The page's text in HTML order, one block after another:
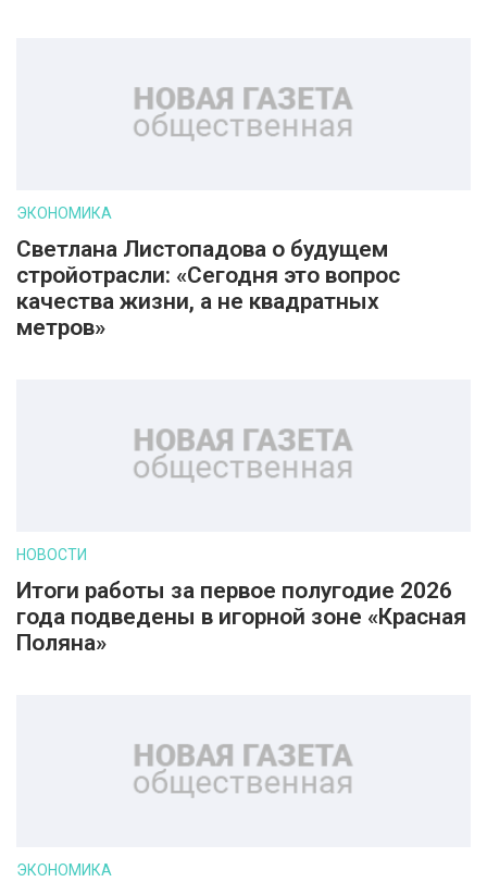
ЭКОНОМИКА
Светлана Листопадова о будущем
стройотрасли: «Сегодня это вопрос
качества жизни, а не квадратных
метров»
НОВОСТИ
Итоги работы за первое полугодие 2026
года подведены в игорной зоне «Красная
Поляна»
ЭКОНОМИКА